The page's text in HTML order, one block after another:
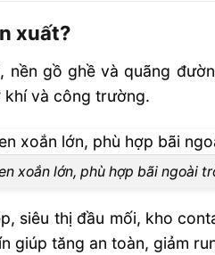
xuất?
gồ ghề và quãng
và công trường.
xoắn lớn, phù hợp bãi ngoài
siêu thị đầu mối, kho
giúp tăng an toàn, giảm